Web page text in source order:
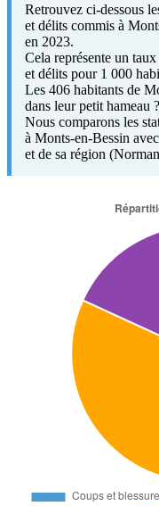
Retrouvez ci-dessous
et délits commis à
en 2023.
Cela représente un
et délits pour 1 000
Les 406 habitants de
dans leur petit hameau ?
Nous comparons les
à Monts-en-Bessin
et de sa région